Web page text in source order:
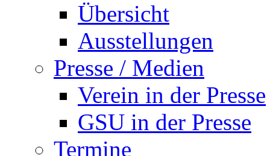
Übersicht
Ausstellungen
Presse / Medien
Verein in der Presse
GSU in der Presse
Termine